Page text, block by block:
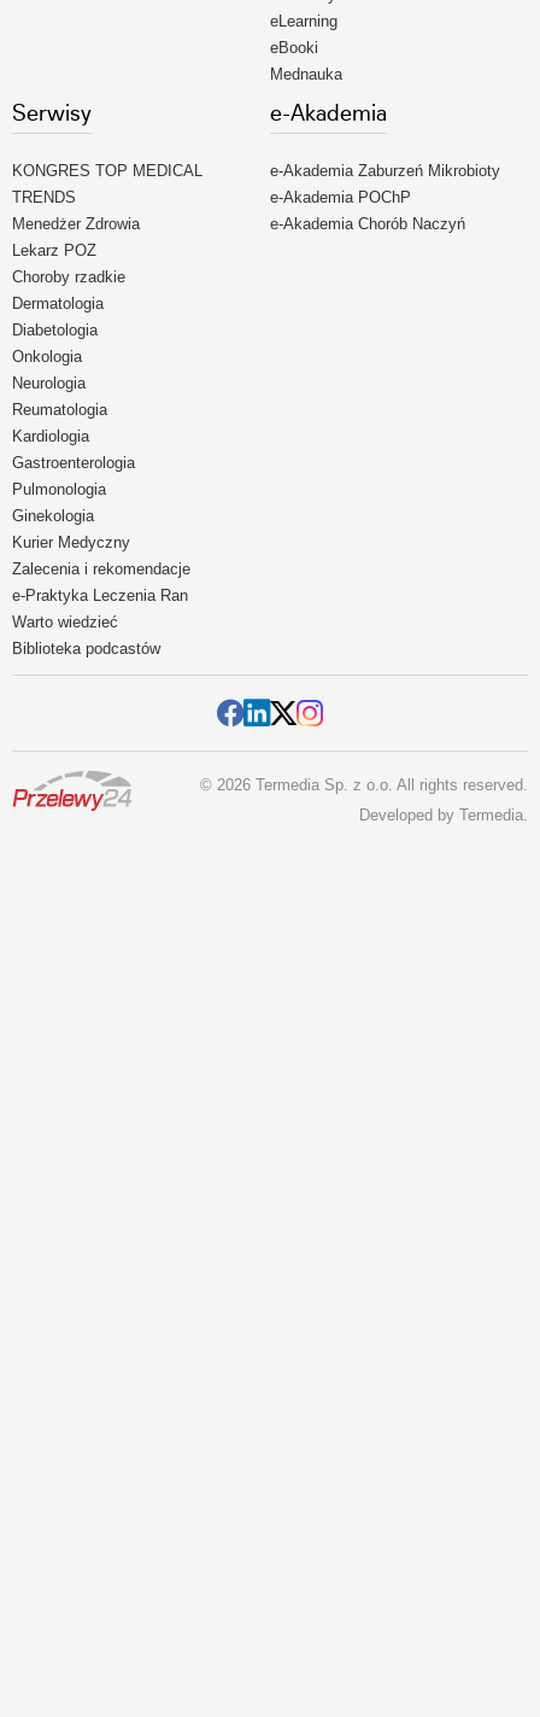
eLearning
eBooki
Mednauka
Serwisy
KONGRES TOP MEDICAL
TRENDS
Menedżer Zdrowia
Lekarz POZ
Choroby rzadkie
Dermatologia
Diabetologia
Onkologia
Neurologia
Reumatologia
Kardiologia
Gastroenterologia
Pulmonologia
Ginekologia
Kurier Medyczny
Zalecenia i rekomendacje
e-Praktyka Leczenia Ran
Warto wiedzieć
Biblioteka podcastów
e-Akademia
e-Akademia Zaburzeń Mikrobioty
e-Akademia POChP
e-Akademia Chorób Naczyń
© 2026 Termedia Sp. z o.o. All rights reserved.
Developed by Termedia.